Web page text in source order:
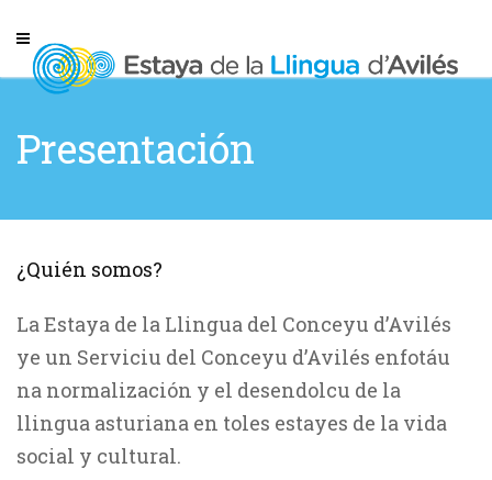
Presentación
¿Quién somos?
La Estaya de la Llingua del Conceyu d’Avilés
ye un Serviciu del Conceyu d’Avilés enfotáu
na normalización y el desendolcu de la
llingua asturiana en toles estayes de la vida
social y cultural.